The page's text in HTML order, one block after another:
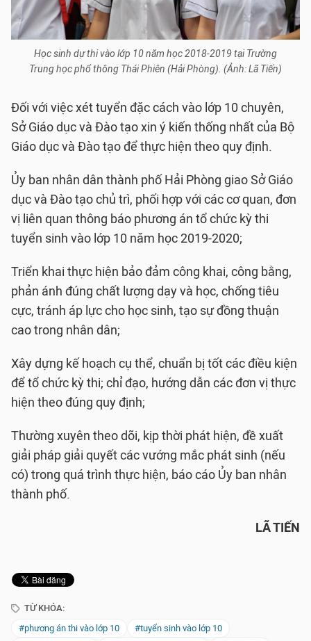
Học sinh dự thi vào lớp 10 năm học 2018-2019 tại Trường
Trung học phổ thông Thái Phiên (Hải Phòng). (Ảnh: Lã Tiến)
Đối với việc xét tuyển đặc cách vào lớp 10 chuyên,
Sở Giáo dục và Đào tạo xin ý kiến thống nhất của Bộ
Giáo dục và Đào tạo để thực hiện theo quy định.
Ủy ban nhân dân thành phố Hải Phòng giao Sở Giáo
dục và Đào tạo chủ trì, phối hợp với các cơ quan, đơn
vị liên quan thông báo phương án tổ chức kỳ thi
tuyển sinh vào lớp 10 năm học 2019-2020;
Triển khai thực hiện bảo đảm công khai, công bằng,
phản ánh đúng chất lượng dạy và học, chống tiêu
cực, tránh áp lực cho học sinh, tạo sự đồng thuận
cao trong nhân dân;
Xây dựng kế hoạch cụ thể, chuẩn bị tốt các điều kiện
để tổ chức kỳ thi; chỉ đạo, hướng dẫn các đơn vị thực
hiện theo đúng quy định;
Thường xuyên theo dõi, kịp thời phát hiện, đề xuất
giải pháp giải quyết các vướng mắc phát sinh (nếu
có) trong quá trình thực hiện, báo cáo Ủy ban nhân
thành phố.
LÃ TIẾN
TỪ KHÓA:
#phương án thi vào lớp 10
#tuyển sinh vào lớp 10